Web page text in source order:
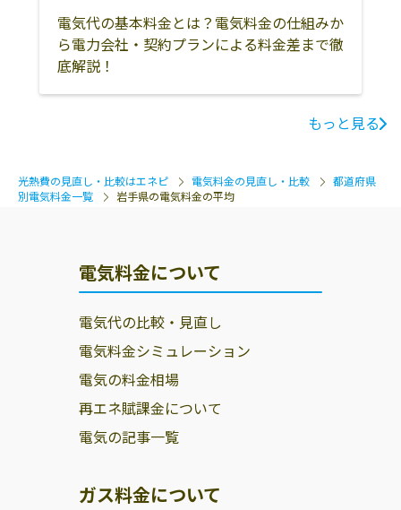
電気代の基本料金とは？電気料金の仕組みか
ら電力会社・契約プランによる料金差まで徹
底解説！
もっと見る
光熱費の見直し・比較はエネピ 電気料金の見直し・比較
都道府県
別電気料金一覧
岩手県の電気料金の平均
電気料金について
電気代の比較・見直し
電気料金シミュレーション
電気の料金相場
再エネ賦課金について
電気の記事一覧
ガス料金について